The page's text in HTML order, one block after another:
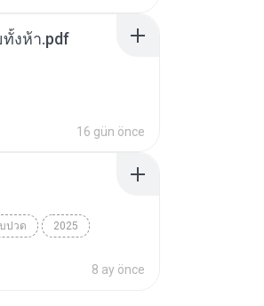
งห้า.pdf
16 gün önce
ปวด 2025
8 ay önce